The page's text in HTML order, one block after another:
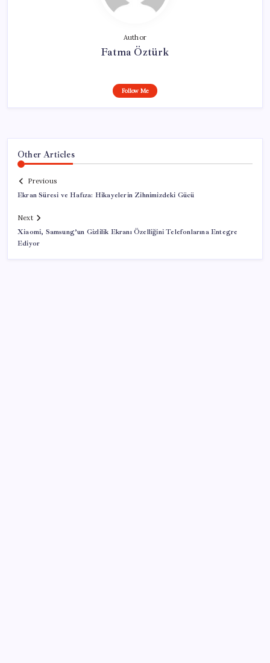
Author
Fatma Öztürk
Follow Me
Other Articles
Previous
Ekran Süresi ve Hafıza: Hikayelerin Zihnimizdeki Gücü
Next
Xiaomi, Samsung’un Gizlilik Ekranı Özelliğini Telefonlarına Entegre
Ediyor